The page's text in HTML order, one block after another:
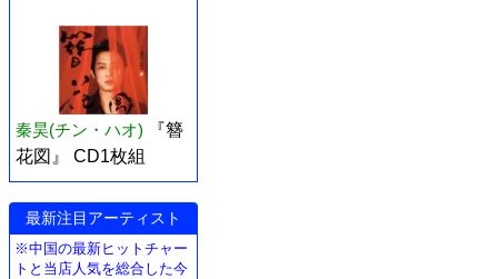
秦昊(チン・ハオ)
『簪
花図』 CD1枚組
最新注目アーティスト
※中国の最新ヒットチャー
トと当店人気を総合した今